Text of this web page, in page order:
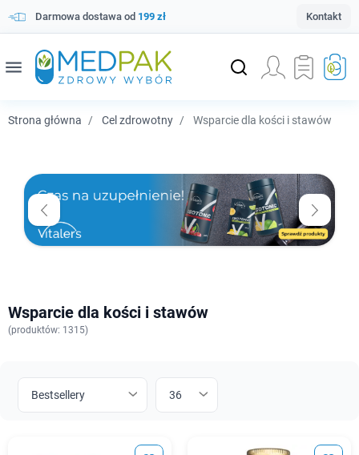
Darmowa dostawa od 199 zł Kontakt
menu
Strona główna Cel zdrowotny Wsparcie dla kości i stawów
Wsparcie dla kości i stawów
(produktów: 1315)